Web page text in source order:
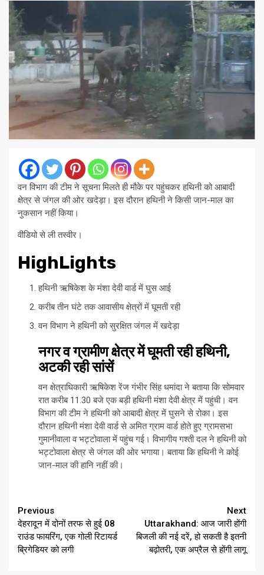
वन विभाग की टीम ने सूचना मिलते ही मौके पर पहुंचकर हथिनी को आबादी
क्षेत्र से जंगल की ओर खदेड़ा। इस दौरान हथिनी ने किसी जान-माल का
नुकसान नहीं किया।
वीडियो से ली तस्वीर।
HighLights
हथिनी ऋषिकेश के मंशा देवी वार्ड में घुस आई
करीब तीन घंटे तक आवासीय क्षेत्रों में घूमती रही
वन विभाग ने हथिनी को सुरक्षित जंगल में खदेड़ा
नगर व ग्रामीण क्षेत्र में घूमती रही हथिनी,
अटकी रही सांसें
वन क्षेत्राधिकारी ऋषिकेश रेंज गंभीर सिंह धमांदा ने बताया कि सोमवार
रात करीब 11.30 बजे एक बड़ी हथिनी मंशा देवी क्षेत्र में पहुंची। वन
विभाग की टीम ने हथिनी को आबादी क्षेत्र में घुसने से रोका। इस
दौरान हथिनी मंशा देवी वार्ड से अमित ग्राम वार्ड होते हुए ग्रामसभा
गुमानीवाला व भट्टोवाला में पहुंच गई। विभागीय गश्ती दल ने हथिनी को
भट्टोवाला क्षेत्र से जंगल की ओर भगाया। बताया कि हथिनी ने कोई
जान-माल की हानि नहीं की।
Continue
Reading
Previous
देहरादून में दोनों तरफ से हुई 08
राउंड फायरिंग, एक गोली रिटायर्ड
ब्रिगेडियर को लगी
Next
Uttarakhand: आज जारी होंगी
बिजली की नई दरें, हो सकती है इतनी
बढ़ोतरी, एक अप्रैल से होंगी लागू